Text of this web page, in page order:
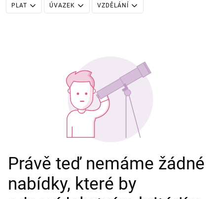
PLAT ÚVAZEK VZDĚLÁNÍ
Právě teď nemáme žádné
nabídky, které by